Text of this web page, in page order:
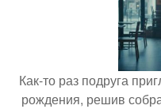
Как-то раз подруга
рождения, решив